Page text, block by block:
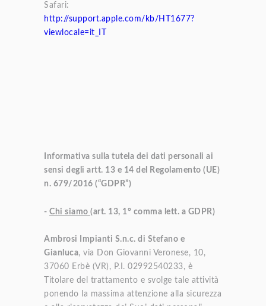
Safari:
http://support.apple.com/kb/HT1677?
viewlocale=it_IT
Informativa sulla tutela dei dati personali ai
sensi degli artt. 13 e 14 del Regolamento (UE)
n. 679/2016 (“GDPR”)
- Chi siamo (art. 13, 1° comma lett. a GDPR)
Ambrosi Impianti S.n.c. di Stefano e
Gianluca, via Don Giovanni Veronese, 10,
37060 Erbè (VR), P.I. 02992540233, è
Titolare del trattamento e svolge tale attività
ponendo la massima attenzione alla sicurezza